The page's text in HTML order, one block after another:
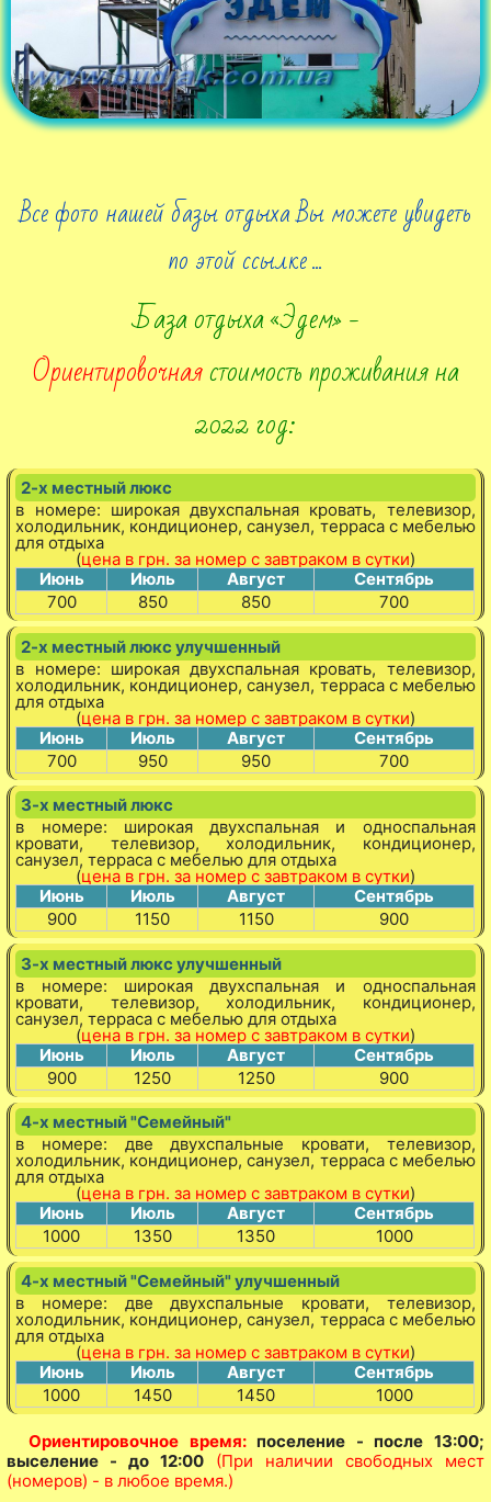
Все фото нашей базы отдыха Вы можете увидеть
по этой ссылке ...
База отдыха «Эдем» -
Ориентировочнаястоимость проживания на
2022 год:
2-х местный люкс
в номере: широкая двухспальная кровать, телевизор,
холодильник, кондиционер, санузел, терраса с мебелью
для отдыха
(цена в грн. за номер с завтраком в сутки)
Июнь
Июль Август
Сентябрь
700
850 850 700
2-х местный люкс улучшенный
в номере: широкая двухспальная кровать, телевизор,
холодильник, кондиционер, санузел, терраса с мебелью
для отдыха
(цена в грн. за номер с завтраком в сутки)
Июнь
Июль Август
Сентябрь
700
950 950 700
3-х местный люкс
в номере: широкая двухспальная и односпальная
кровати, телевизор, холодильник, кондиционер,
санузел, терраса с мебелью для отдыха
(цена в грн. за номер с завтраком в сутки)
Июнь
Июль Август
Сентябрь
900
1150 1150 900
3-х местный люкс улучшенный
в номере: широкая двухспальная и односпальная
кровати, телевизор, холодильник, кондиционер,
санузел, терраса с мебелью для отдыха
(цена в грн. за номер с завтраком в сутки)
Июнь
Июль Август
Сентябрь
900
1250 1250 900
4-х местный "Семейный"
в номере: две двухспальные кровати, телевизор,
холодильник, кондиционер, санузел, терраса с мебелью
для отдыха
(цена в грн. за номер с завтраком в сутки)
Июнь
Июль Август
Сентябрь
1000
1350 1350 1000
4-х местный "Семейный" улучшенный
в номере: две двухспальные кровати, телевизор,
холодильник, кондиционер, санузел, терраса с мебелью
для отдыха
(цена в грн. за номер с завтраком в сутки)
Июнь
Июль Август
Сентябрь
1000
1450 1450 1000
Ориентировочное время:поселение - после 13:00;
выселение - до 12:00 (При наличии свободных мест
(номеров) - в любое время.)